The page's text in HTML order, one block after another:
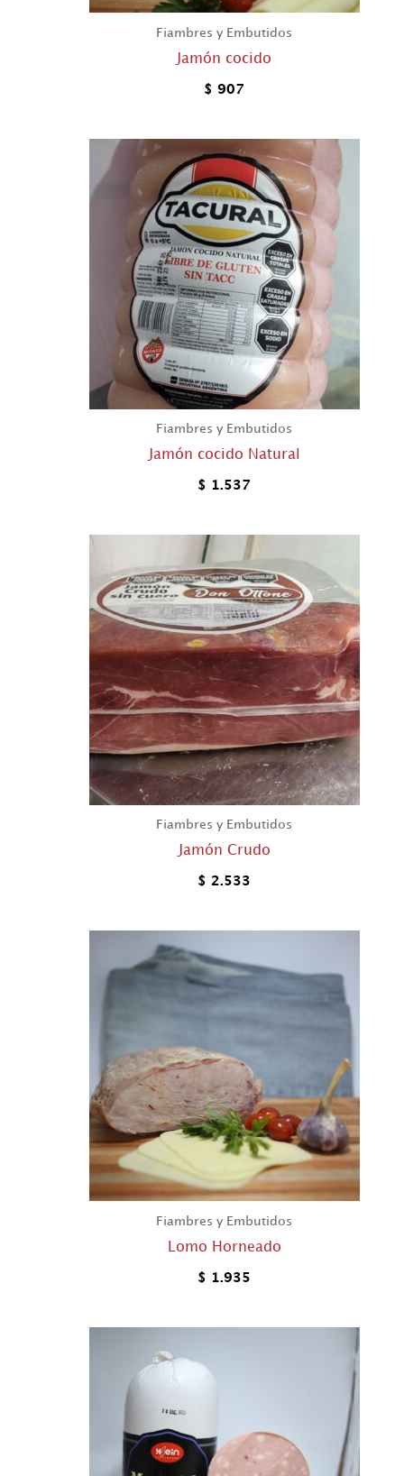
Fiambres y Embutidos
Jamón cocido
$ 907
Fiambres y Embutidos
Jamón cocido Natural
$ 1.537
Fiambres y Embutidos
Jamón Crudo
$ 2.533
Fiambres y Embutidos
Lomo Horneado
$ 1.935